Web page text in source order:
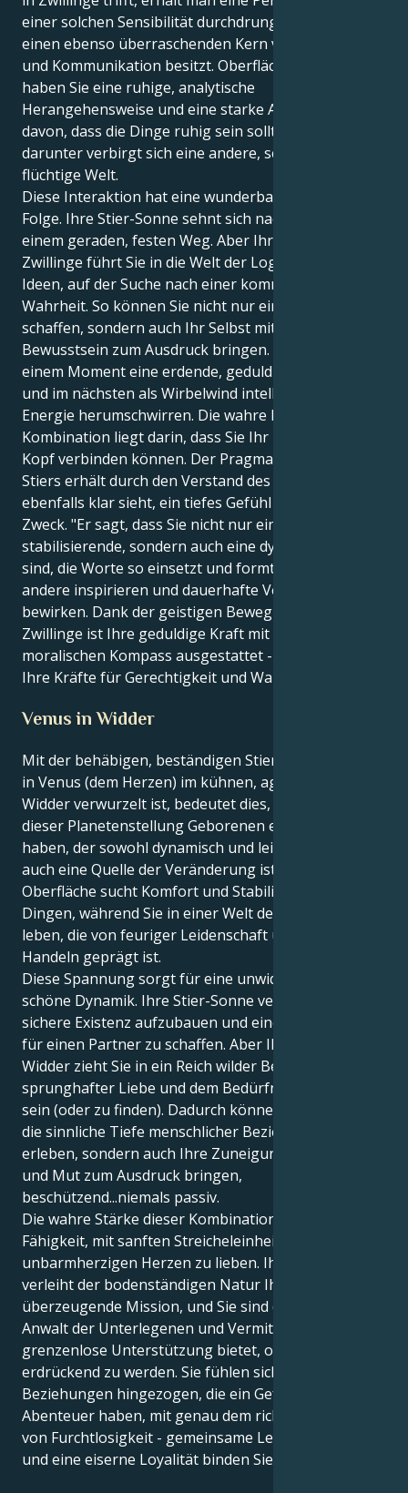
einer solchen Sensibilität durchdrungen ist und
einen ebenso überraschenden Kern von Intellekt
und Kommunikation besitzt. Oberflächlich betrachtet
haben Sie eine ruhige, analytische
Herangehensweise und eine starke Auffassung
davon, dass die Dinge ruhig sein sollten; doch
darunter verbirgt sich eine andere, schnelllebige und
flüchtige Welt.
Diese Interaktion hat eine wunderbare Synergie zur
Folge. Ihre Stier-Sonne sehnt sich nach Komfort und
einem geraden, festen Weg. Aber Ihr Merkur in
Zwillinge führt Sie in die Welt der Logik und der
Ideen, auf der Suche nach einer kommunikativen
Wahrheit. So können Sie nicht nur ein sicheres Leben
schaffen, sondern auch Ihr Selbst mit mehr Tiefe und
Bewusstsein zum Ausdruck bringen. Sie können in
einem Moment eine erdende, geduldige Präsenz sein
und im nächsten als Wirbelwind intellektueller
Energie herumschwirren. Die wahre Magie dieser
Kombination liegt darin, dass Sie Ihr Herz mit Ihrem
Kopf verbinden können. Der Pragmatismus des
Stiers erhält durch den Verstand des Zwillings, der
ebenfalls klar sieht, ein tiefes Gefühl für Sinn und
Zweck. "Er sagt, dass Sie nicht nur eine
stabilisierende, sondern auch eine dynamische Kraft
sind, die Worte so einsetzt und formt, dass sie
andere inspirieren und dauerhafte Veränderungen
bewirken. Dank der geistigen Beweglichkeit der
Zwillinge ist Ihre geduldige Kraft mit einem
moralischen Kompass ausgestattet - und Sie stärken
Ihre Kräfte für Gerechtigkeit und Wahrheit.
Venus in Widder
Mit der behäbigen, beständigen Stier-Sonne, die tief
in Venus (dem Herzen) im kühnen, aggressiven
Widder verwurzelt ist, bedeutet dies, dass die unter
dieser Planetenstellung Geborenen einen "Liebesstil"
haben, der sowohl dynamisch und leidenschaftlich als
auch eine Quelle der Veränderung ist. Ihre
Oberfläche sucht Komfort und Stabilität in allen
Dingen, während Sie in einer Welt der Beziehungen
leben, die von feuriger Leidenschaft und kühnem
Handeln geprägt ist.
Diese Spannung sorgt für eine unwiderstehlich
schöne Dynamik. Ihre Stier-Sonne versucht, eine
sichere Existenz aufzubauen und eine solide Basis
für einen Partner zu schaffen. Aber Ihre Venus in
Widder zieht Sie in ein Reich wilder Beziehungen,
sprunghafter Liebe und dem Bedürfnis, der Held zu
sein (oder zu finden). Dadurch können Sie nicht nur
die sinnliche Tiefe menschlicher Beziehungen
erleben, sondern auch Ihre Zuneigung mit Kühnheit
und Mut zum Ausdruck bringen,
beschützend...niemals passiv.
Die wahre Stärke dieser Kombination ist die
Fähigkeit, mit sanften Streicheleinheiten und einem
unbarmherzigen Herzen zu lieben. Ihr Widderherz
verleiht der bodenständigen Natur Ihres Stiers eine
überzeugende Mission, und Sie sind der kühne
Anwalt der Unterlegenen und Vermittler, der
grenzenlose Unterstützung bietet, ohne emotional
erdrückend zu werden. Sie fühlen sich zu
Beziehungen hingezogen, die ein Gefühl von
Abenteuer haben, mit genau dem richtigen Hauch
von Furchtlosigkeit - gemeinsame Leidenschaften
und eine eiserne Loyalität binden Sie fürs Leben.